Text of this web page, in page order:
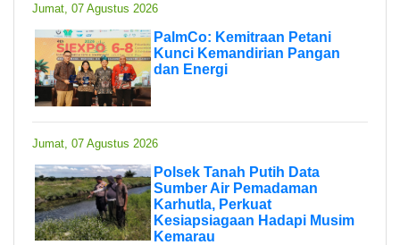
Jumat, 07 Agustus 2026
PalmCo: Kemitraan Petani
Kunci Kemandirian Pangan
dan Energi
Jumat, 07 Agustus 2026
Polsek Tanah Putih Data
Sumber Air Pemadaman
Karhutla, Perkuat
Kesiapsiagaan Hadapi Musim
Kemarau